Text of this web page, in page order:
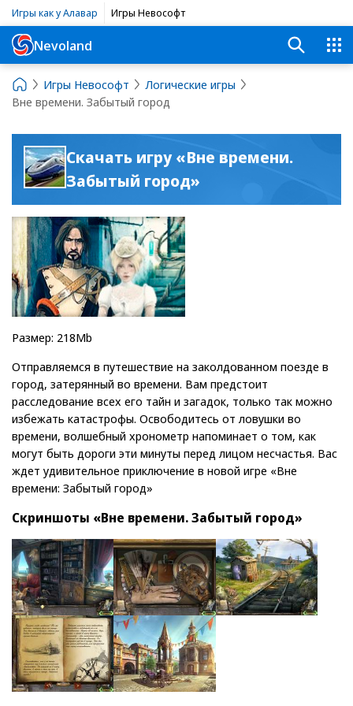
Игры как у Алавар Игры Невософт
Nevoland
Игры Невософт
Логические игры
Вне времени. Забытый город
Скачать игру «Вне времени.
Забытый город»
Размер: 218Mb
Отправляемся в путешествие на заколдованном поезде в
город, затерянный во времени. Вам предстоит
расследование всех его тайн и загадок, только так можно
избежать катастрофы. Освободитесь от ловушки во
времени, волшебный хронометр напоминает о том, как
могут быть дороги эти минуты перед лицом несчастья. Ваc
ждет удивительное приключение в новой игре «Вне
времени: Забытый город»
Скриншоты «Вне времени. Забытый город»